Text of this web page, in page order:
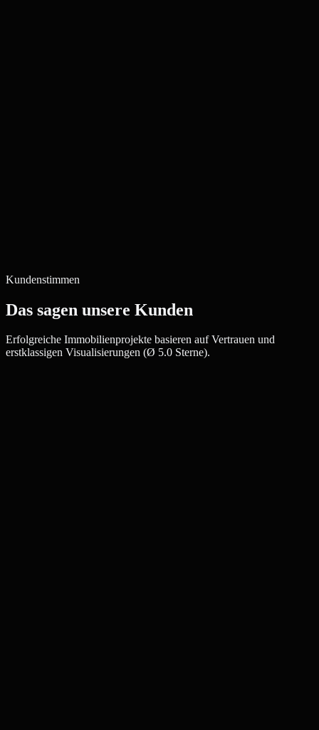
Kundenstimmen
Das sagen unsere Kunden
Erfolgreiche Immobilienprojekte basieren auf Vertrauen und
erstklassigen Visualisierungen (Ø 5.0 Sterne).